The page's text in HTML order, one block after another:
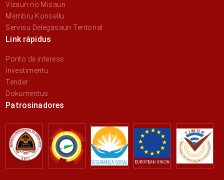
Vizaun no Misaun
Membru Konsellu
Servisu Delegasaun Teritorial
Link rápidus
Ponto de interese
Investimentu
Tender
Dokumentus
Patrosinadores